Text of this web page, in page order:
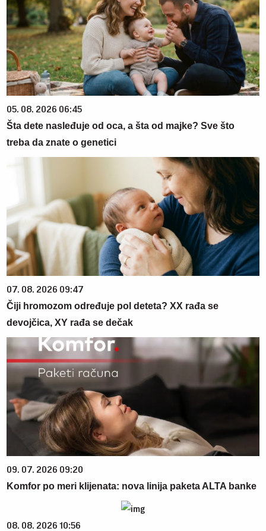
05. 08. 2026 06:45
Šta dete nasleđuje od oca, a šta od majke? Sve što
treba da znate o genetici
07. 08. 2026 09:47
Čiji hromozom određuje pol deteta? XX rađa se
devojčica, XY rađa se dečak
09. 07. 2026 09:20
Komfor po meri klijenata: nova linija paketa ALTA banke
08. 08. 2026 10:56